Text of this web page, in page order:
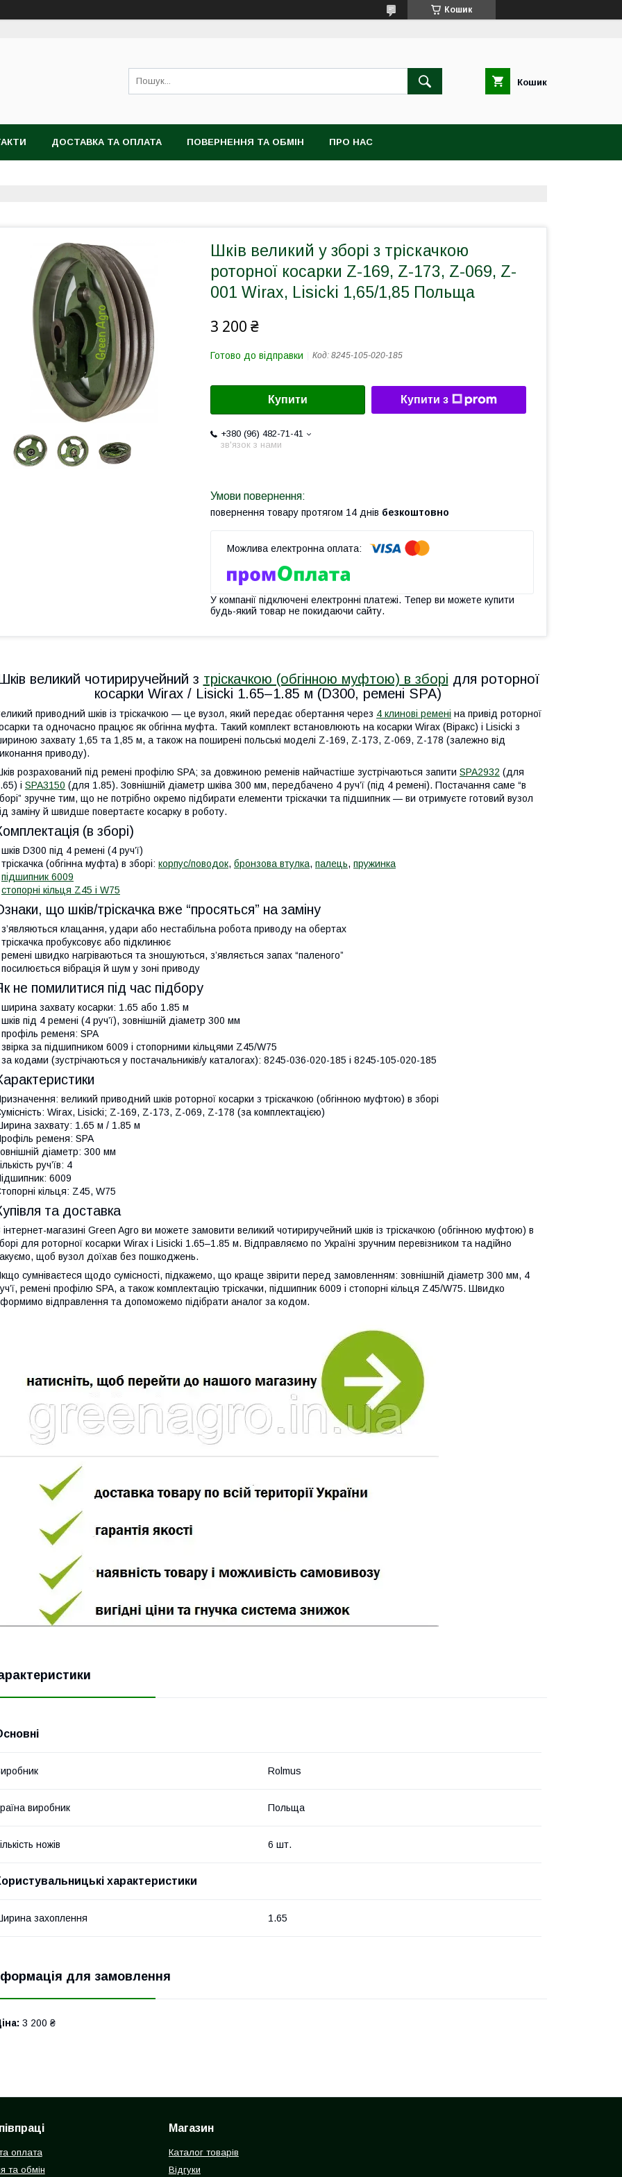
Кошик
Кошик
ДОСТАВКА ТА ОПЛАТА ПОВЕРНЕННЯ ТА ОБМІН ПРО НАС
Шків великий у зборі з тріскачкою
роторної косарки Z-169, Z-173, Z-069, Z-
001 Wirax, Lisicki 1,65/1,85 Польща
3 200 ₴
Готово до відправки Код: 8245-105-020-185
Купити Купити з
+380 (96) 482-71-41
зв'язок з нами
повернення товару протягом 14 днів безкоштовно
У компанії підключені електронні платежі. Тепер ви можете купити
будь-який товар не покидаючи сайту.
великий чотириручейний з тріскачкою (обгінною муфтою) в зборі для роторної
косарки Wirax / Lisicki 1.65–1.85 м (D300, ремені SPA)
приводний шків із тріскачкою — це вузол, який передає обертання через 4 клинові ремені на привід роторної
та одночасно працює як обгінна муфта. Такий комплект встановлюють на косарки Wirax (Віракс) і Lisicki з
захвату 1,65 та 1,85 м, а також на поширені польські моделі Z-169, Z-173, Z-069, Z-178 (залежно від
приводу).
розрахований під ремені профілю SPA; за довжиною ременів найчастіше зустрічаються запити SPA2932 (для
і SPA3150 (для 1.85). Зовнішній діаметр шківа 300 мм, передбачено 4 руч’ї (під 4 ремені). Постачання саме “в
зручне тим, що не потрібно окремо підбирати елементи тріскачки та підшипник — ви отримуєте готовий вузол
заміну й швидше повертаєте косарку в роботу.
(в зборі)
шків D300 під 4 ремені (4 руч’ї)
тріскачка (обгінна муфта) в зборі: корпус/поводок, бронзова втулка, палець, пружинка
підшипник 6009
стопорні кільця Z45 і W75
що шків/тріскачка вже “просяться” на заміну
з’являються клацання, удари або нестабільна робота приводу на обертах
тріскачка пробуксовує або підклинює
ремені швидко нагріваються та зношуються, з’являється запах “паленого”
посилюється вібрація й шум у зоні приводу
не помилитися під час підбору
ширина захвату косарки: 1.65 або 1.85 м
шків під 4 ремені (4 руч’ї), зовнішній діаметр 300 мм
профіль ременя: SPA
звірка за підшипником 6009 і стопорними кільцями Z45/W75
за кодами (зустрічаються у постачальників/у каталогах): 8245-036-020-185 і 8245-105-020-185
великий приводний шків роторної косарки з тріскачкою (обгінною муфтою) в зборі
Wirax, Lisicki; Z-169, Z-173, Z-069, Z-178 (за комплектацією)
захвату: 1.65 м / 1.85 м
ременя: SPA
діаметр: 300 мм
руч’їв: 4
6009
кільця: Z45, W75
та доставка
інтернет-магазині Green Agro ви можете замовити великий чотириручейний шків із тріскачкою (обгінною муфтою) в
для роторної косарки Wirax і Lisicki 1.65–1.85 м. Відправляємо по Україні зручним перевізником та надійно
щоб вузол доїхав без пошкоджень.
сумніваєтеся щодо сумісності, підкажемо, що краще звірити перед замовленням: зовнішній діаметр 300 мм, 4
ремені профілю SPA, а також комплектацію тріскачки, підшипник 6009 і стопорні кільця Z45/W75. Швидко
відправлення та допоможемо підібрати аналог за кодом.
Rolmus
виробник Польща
ножів 6 шт.
характеристики
захоплення 1.65
для замовлення
3 200 ₴
оплата
та обмін
Магазин
Каталог товарів
Відгуки